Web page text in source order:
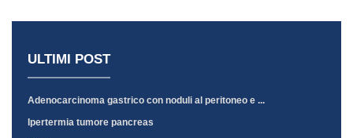
ULTIMI POST
Adenocarcinoma gastrico con noduli al peritoneo e ...
Ipertermia tumore pancreas